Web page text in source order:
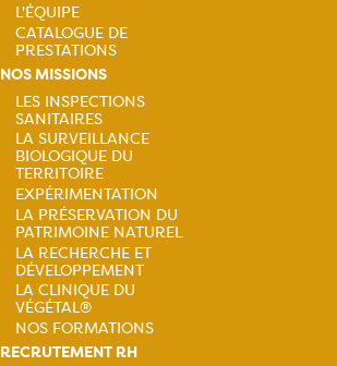
Navigation
principale
L'ÉQUIPE
CATALOGUE DE
PRESTATIONS
NOS MISSIONS
Navigation
principale
LES INSPECTIONS
SANITAIRES
LA SURVEILLANCE
BIOLOGIQUE DU
TERRITOIRE
EXPÉRIMENTATION
LA PRÉSERVATION DU
PATRIMOINE NATUREL
LA RECHERCHE ET
DÉVELOPPEMENT
LA CLINIQUE DU
VÉGÉTAL®
NOS FORMATIONS
RECRUTEMENT RH